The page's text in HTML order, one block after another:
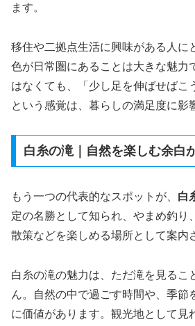
ます。
移住や二拠点生活に興味がある人に
色が日常圏にあることは大きな魅力
はなくても、「少し足を伸ばせばこ
という感覚は、暮らしの満足度に影
白糸の滝｜自然を楽しむ余白
もう一つの代表的なスポットが、 白
定の名勝として知られ、やまめ釣り
散策などを楽しめる場所として案内
白糸の滝の魅力は、ただ滝を見るこ
ん。自然の中で過ごす時間や、季節
に価値があります。観光地として見